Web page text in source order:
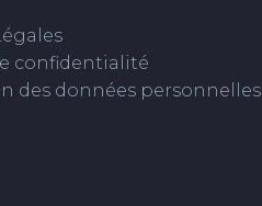
confidentialité
des données personnelles